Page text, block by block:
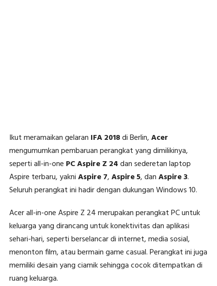
Ikut meramaikan gelaran IFA 2018di Berlin,Acer
mengumumkan pembaruan perangkat yang dimilikinya,
seperti all-in-one PC Aspire Z 24dan sederetan laptop
Aspire terbaru, yakniAspire 7,Aspire 5, danAspire 3.
Seluruh perangkat ini hadir dengan dukungan Windows 10.
Acer all-in-one Aspire Z 24 merupakan perangkat PC untuk
keluarga yang dirancang untuk konektivitas dan aplikasi
sehari-hari, seperti berselancar di internet, media sosial,
menonton film, atau bermain game casual. Perangkat ini juga
memiliki desain yang ciamik sehingga cocok ditempatkan di
ruang keluarga.